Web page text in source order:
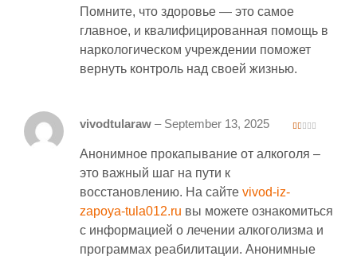
Помните, что здоровье — это самое
главное, и квалифицированная помощь в
наркологическом учреждении поможет
вернуть контроль над своей жизнью.
t
vivodtularaw – September 13, 2025
Анонимное прокапывание от алкоголя –
это важный шаг на пути к
восстановлению. На сайте vivod-iz-
zapoya-tula012.ru вы можете ознакомиться
с информацией о лечении алкоголизма и
программах реабилитации. Анонимные